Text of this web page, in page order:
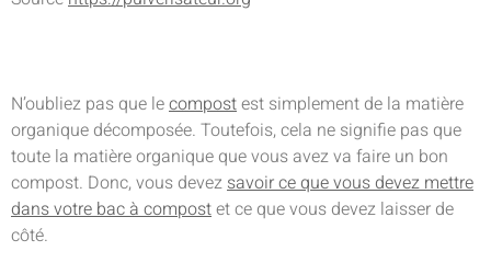
N’oubliez pas que lecompostest simplement de la matière
organique décomposée. Toutefois, cela ne signifie pas que
toute la matière organique que vous avez va faire un bon
compost. Donc, vous devezsavoir ce que vous devez mettre
dans votre bac à compostet ce que vous devez laisser de
côté.